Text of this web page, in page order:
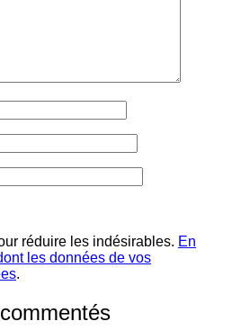
réduire les indésirables. En
les données de vos
.